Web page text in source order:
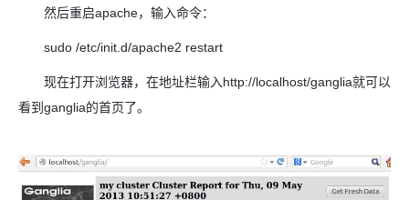
然后重启apache，输入命令：
sudo /etc/init.d/apache2 restart
现在打开浏览器，在地址栏输入http://localhost/ganglia就可以
看到ganglia的首页了。